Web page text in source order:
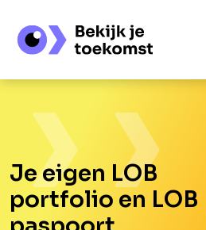
Je eigen LOB
portfolio en LOB